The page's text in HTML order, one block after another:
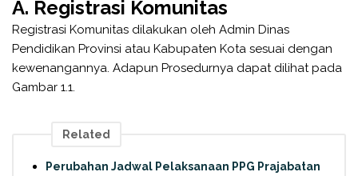
A. Registrasi Komunitas
Registrasi Komunitas dilakukan oleh Admin Dinas
Pendidikan Provinsi atau Kabupaten Kota sesuai dengan
kewenangannya. Adapun Prosedurnya dapat dilihat pada
Gambar 1.1.
Related
Perubahan Jadwal Pelaksanaan PPG Prajabatan